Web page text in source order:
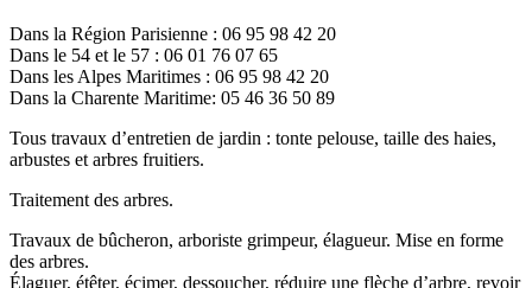
Dans la Région Parisienne : 06 95 98 42 20
Dans le 54 et le 57 : 06 01 76 07 65
Dans les Alpes Maritimes : 06 95 98 42 20
Dans la Charente Maritime: 05 46 36 50 89
Tous travaux d’entretien de jardin : tonte pelouse, taille des haies,
arbustes et arbres fruitiers.
Traitement des arbres.
Travaux de bûcheron, arboriste grimpeur, élagueur. Mise en forme
des arbres.
Élaguer, étêter, écimer, dessoucher, réduire une flèche d’arbre, revoir